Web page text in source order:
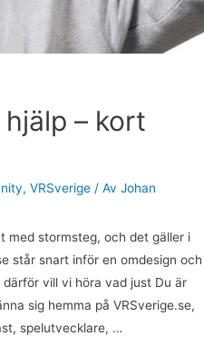
– kort
, VRSverige / Av Johan
med stormsteg, och det gäller i
står snart inför en omdesign och
vill vi höra vad just Du är
sig hemma på VRSverige.se,
spelutvecklare, …